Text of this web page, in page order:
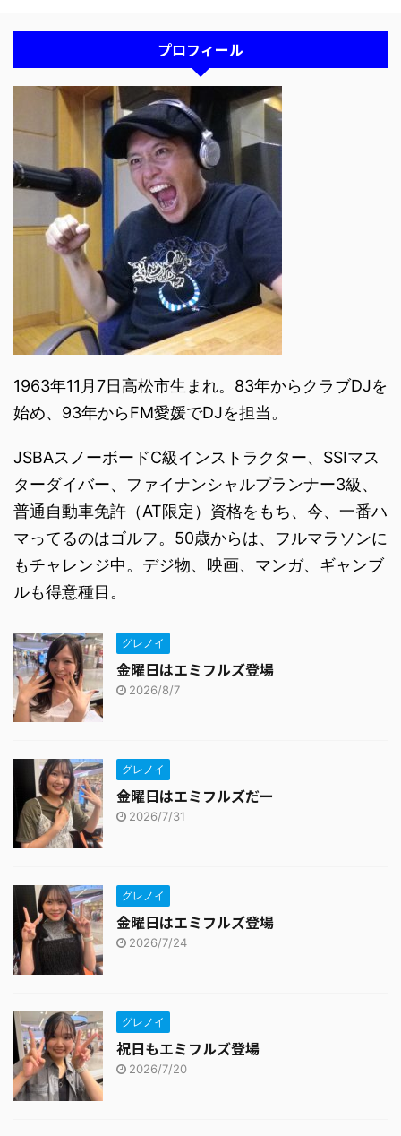
プロフィール
1963年11月7日高松市生まれ。83年からクラブDJを
始め、93年からFM愛媛でDJを担当。
JSBAスノーボードC級インストラクター、SSIマス
ターダイバー、ファイナンシャルプランナー3級、
普通自動車免許（AT限定）資格をもち、今、一番ハ
マってるのはゴルフ。50歳からは、フルマラソンに
もチャレンジ中。デジ物、映画、マンガ、ギャンブ
ルも得意種目。
グレノイ
金曜日はエミフルズ登場
2026/8/7
グレノイ
金曜日はエミフルズだー
2026/7/31
グレノイ
金曜日はエミフルズ登場
2026/7/24
グレノイ
祝日もエミフルズ登場
2026/7/20